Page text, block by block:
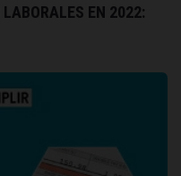
EN 2022: